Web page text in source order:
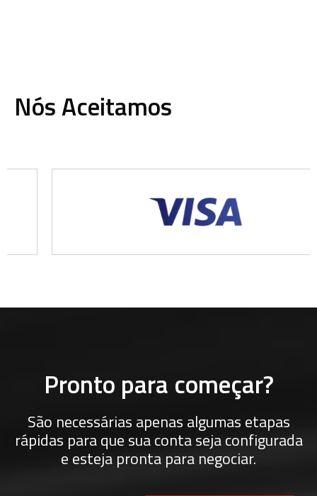
Nós Aceitamos
Pronto para começar?
São necessárias apenas algumas etapas
rápidas para que sua conta seja configurada
e esteja pronta para negociar.